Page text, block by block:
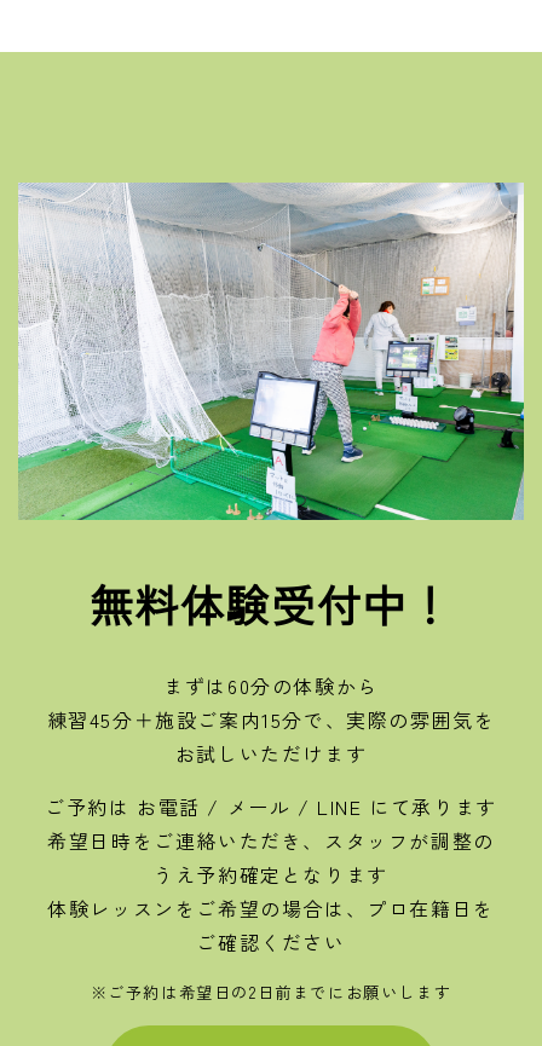
無料体験受付中！
まずは60分の体験から
練習45分＋施設ご案内15分で、実際の雰囲気を
お試しいただけます
ご予約は お電話 / メール / LINE にて承ります
希望日時をご連絡いただき、スタッフが調整の
うえ予約確定となります
体験レッスンをご希望の場合は、プロ在籍日を
ご確認ください
※ご予約は希望日の2日前までにお願いします